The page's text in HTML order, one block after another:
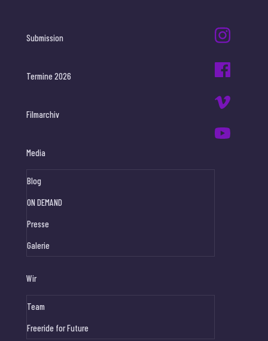
Submission
Termine 2026
Filmarchiv
Media
Blog
ON DEMAND
Presse
Galerie
Wir
Team
Freeride for Future